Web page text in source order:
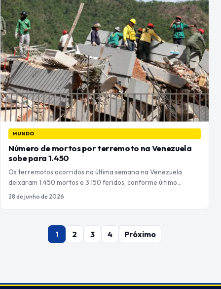
MUNDO
Número de mortos por terremoto na Venezuela
sobe para 1.450
Os terremotos ocorridos na última semana na Venezuela
deixaram 1.450 mortos e 3.150 feridos, conforme último…
28 de junho de 2026
Paginação1 2 3 4 Próximo